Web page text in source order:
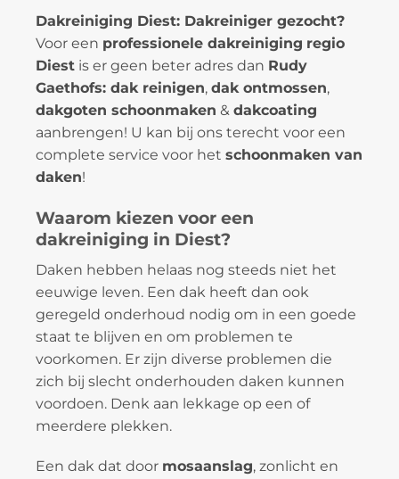
Dakreiniging Diest: Dakreiniger gezocht?
Voor een professionele dakreiniging regio
Diest is er geen beter adres dan Rudy
Gaethofs: dak reinigen, dak ontmossen,
dakgoten schoonmaken & dakcoating
aanbrengen! U kan bij ons terecht voor een
complete service voor het schoonmaken van
daken!
Waarom kiezen voor een
dakreiniging in Diest?
Daken hebben helaas nog steeds niet het
eeuwige leven. Een dak heeft dan ook
geregeld onderhoud nodig om in een goede
staat te blijven en om problemen te
voorkomen. Er zijn diverse problemen die
zich bij slecht onderhouden daken kunnen
voordoen. Denk aan lekkage op een of
meerdere plekken.
Een dak dat door mosaanslag, zonlicht en